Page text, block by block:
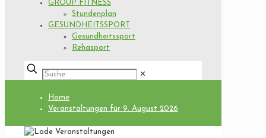
GROUP FITNESS
Stundenplan
GESUNDHEITSSPORT
Gesundheitssport
Rehasport
✕
Home
Veranstaltungen für 9. August 2026